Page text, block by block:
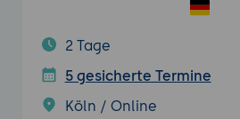
2 Tage
5 gesicherte Termine
Köln / Online